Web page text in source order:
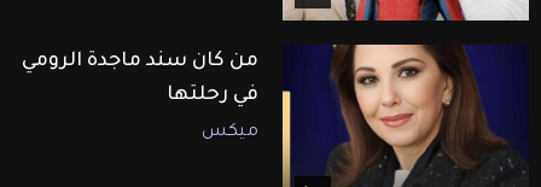
من كان سند ماجدة الرومي
في رحلتها
ميكس